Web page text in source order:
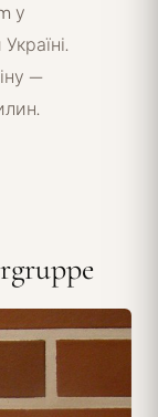
у
—